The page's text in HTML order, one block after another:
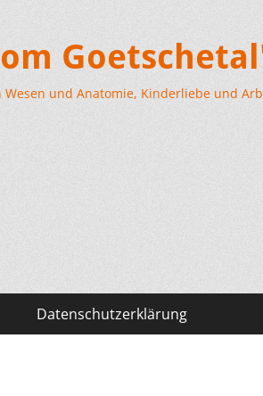
und Anatomie, Kinderliebe und
Datenschutzerklärung